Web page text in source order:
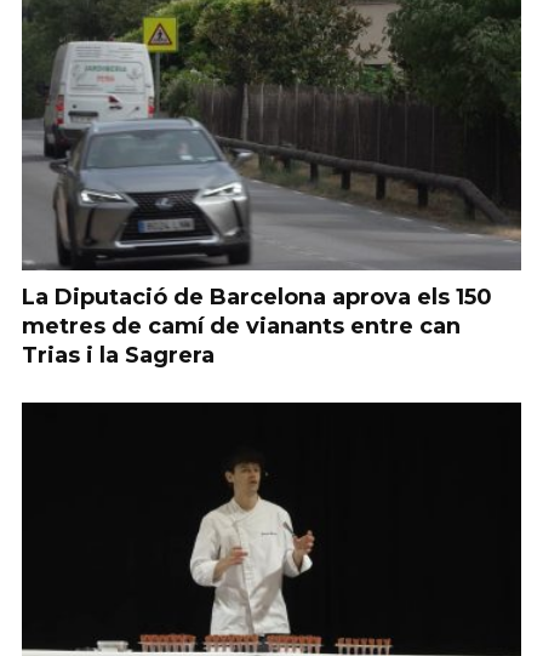
La Diputació de Barcelona aprova els 150
metres de camí de vianants entre can
Trias i la Sagrera